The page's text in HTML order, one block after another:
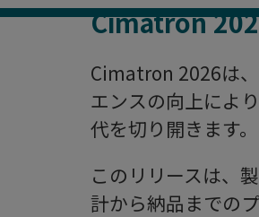
Cimatron
Cimatron 2026は
エンスの向上によ
代を切り開きます。
このリリースは、
計から納品までの